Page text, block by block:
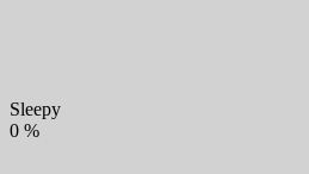
Sleepy
0 %